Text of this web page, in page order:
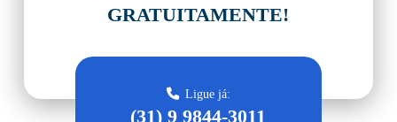
GRATUITAMENTE!
Ligue já:
(31) 9 9844-3011